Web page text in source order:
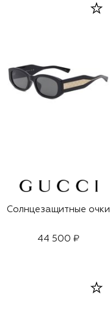
Солнцезащитные очки
44 500 ₽